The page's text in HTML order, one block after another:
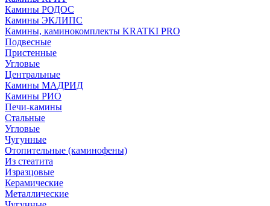
Камины РОДОС
Камины ЭКЛИПС
Камины, каминокомплекты KRATKI PRO
Подвесные
Пристенные
Угловые
Центральные
Камины МАДРИД
Камины РИО
Печи-камины
Стальные
Угловые
Чугунные
Отопительные (каминофены)
Из стеатита
Изразцовые
Керамические
Металлические